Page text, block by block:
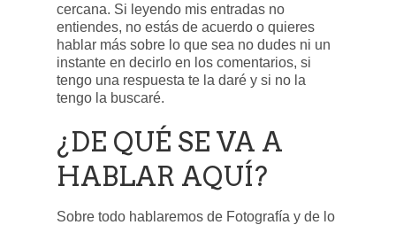
cercana. Si leyendo mis entradas no
entiendes, no estás de acuerdo o quieres
hablar más sobre lo que sea no dudes ni un
instante en decirlo en los comentarios, si
tengo una respuesta te la daré y si no la
tengo la buscaré.
¿DE QUÉ SE VA A
HABLAR AQUÍ?
Sobre todo hablaremos de Fotografía y de lo